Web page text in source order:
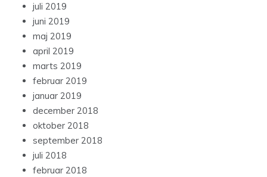
juli 2019
juni 2019
maj 2019
april 2019
marts 2019
februar 2019
januar 2019
december 2018
oktober 2018
september 2018
juli 2018
februar 2018